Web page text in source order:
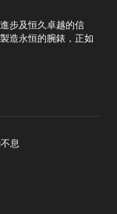
步及恒久卓越的信
造永恒的腕錶，正如
息